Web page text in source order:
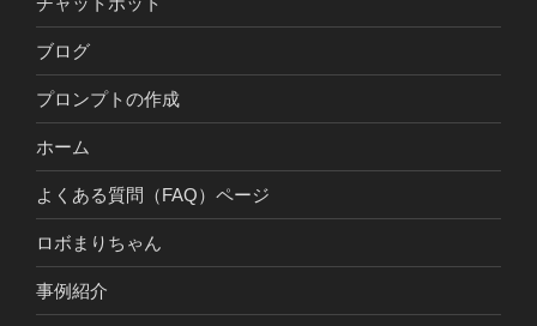
ブログ
プロンプトの作成
ホーム
よくある質問（FAQ）ページ
ロボまりちゃん
事例紹介